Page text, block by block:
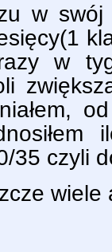
w
w
35 czyli